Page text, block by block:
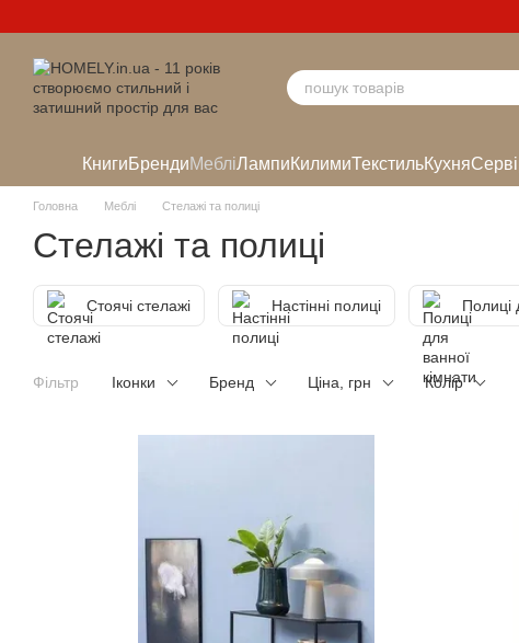
КнигиБрендиМебліЛампиКилимиТекстильКухня
Головна Меблі Стелажі та полиці
Стелажі та полиці
Стоячі стелажі Настінні полиці Полиці
Фільтр Іконки Бренд Ціна, грн Колір